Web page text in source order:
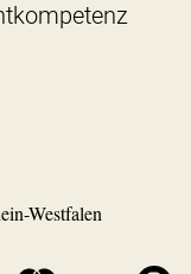
Westfalen